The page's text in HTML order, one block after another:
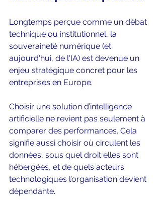
Longtemps perçue comme un débat
technique ou institutionnel, la
souveraineté numérique (et
aujourd'hui, de l'IA) est devenue un
enjeu stratégique concret pour les
entreprises en Europe.
Choisir une solution d’intelligence
artificielle ne revient pas seulement à
comparer des performances. Cela
signifie aussi choisir où circulent les
données, sous quel droit elles sont
hébergées, et de quels acteurs
technologiques l’organisation devient
dépendante.